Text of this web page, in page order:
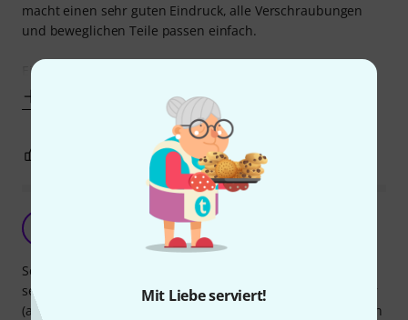
Mit Liebe serviert!
macht einen sehr guten Eindruck, alle Verschraubungen
und beweglichen Teile passen einfach.
Eigentlich war der Geräteständer nur für ein 19"-Rack
BEWERTUNG MELDEN
Hartmut123 27.03.2022
Sehr stabil (wird etwas wackliger wenn man die Halterung
sehr hoch rauszieht - aber nciht instabil), schön einstellbar
(auch eine Seite höher als die andere). Macht sehr wertigen